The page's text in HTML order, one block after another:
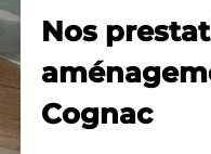
Nos
Cognac